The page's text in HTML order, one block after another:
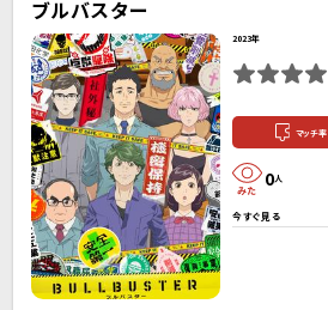
ブルバスター
2023年
マッチ率
0人
今すぐ見る